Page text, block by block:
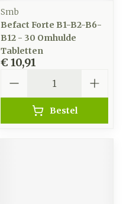
Smb
Befact Forte B1-B2-B6-
B12 - 30 Omhulde
Tabletten
€ 10,91
Bestel